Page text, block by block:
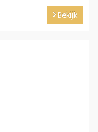
Bekijk